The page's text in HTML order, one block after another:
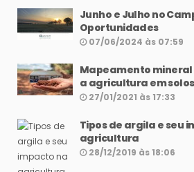
Junho e Julho no
Oportunidades
07/06/2024 às 07:59
Mapeamento
a agricultura em
27/01/2021 às 17:33
Tipos de argila e seu
agricultura
28/12/2019 às 18:06